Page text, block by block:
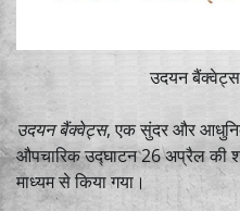
उदयन
उदयन बैंक्वेट्स, एक सुंदर और
औपचारिक उद्घाटन 26 अप्रैल की
माध्यम से किया गया।